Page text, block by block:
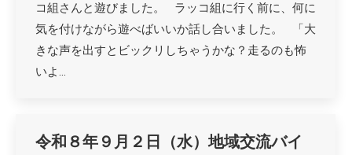
コ組さんと遊びました。 ラッコ組に行く前に、何に
気を付けながら遊べばいいか話し合いました。 「大
きな声を出すとビックリしちゃうかな？走るのも怖
いよ…
令和８年９月２日（水）地域交流バイ